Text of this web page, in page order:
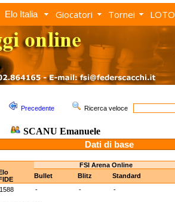
Elo Italia Giocatori Tornei LOTO
Precedente Ricerca veloce
SCANU Emanuele
Dati di base
FSI Arena Online
Bullet Blitz Standard
1588 - - -